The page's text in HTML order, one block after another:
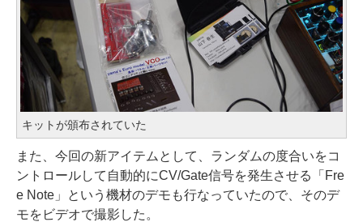
キットが頒布されていた
また、今回の新アイテムとして、ランダムの度合いをコ
ントロールして自動的にCV/Gate信号を発生させる「Fre
e Note」という機材のデモも行なっていたので、そのデ
モをビデオで撮影した。